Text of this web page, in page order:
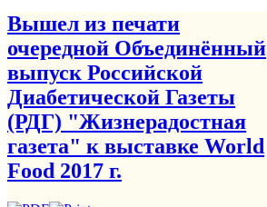
Вышел из печати
очередной Объединённый
выпуск Российской
Диабетической Газеты
(РДГ) "Жизнерадостная
газета" к выставке World
Food 2017 г.